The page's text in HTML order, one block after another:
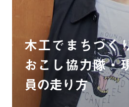
木工でまちづく
おこし協力隊・
員の走り方